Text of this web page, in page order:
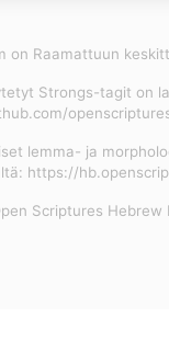
on Raamattuun
Strongs-tagit on
lemma- ja
https://
Scriptures Hebrew